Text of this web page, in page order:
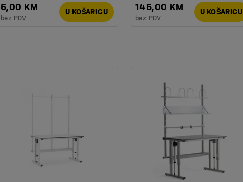
5,00 KM
bez PDV
U KOŠARICU 145,00 KM
bez PDV
U KOŠARICU